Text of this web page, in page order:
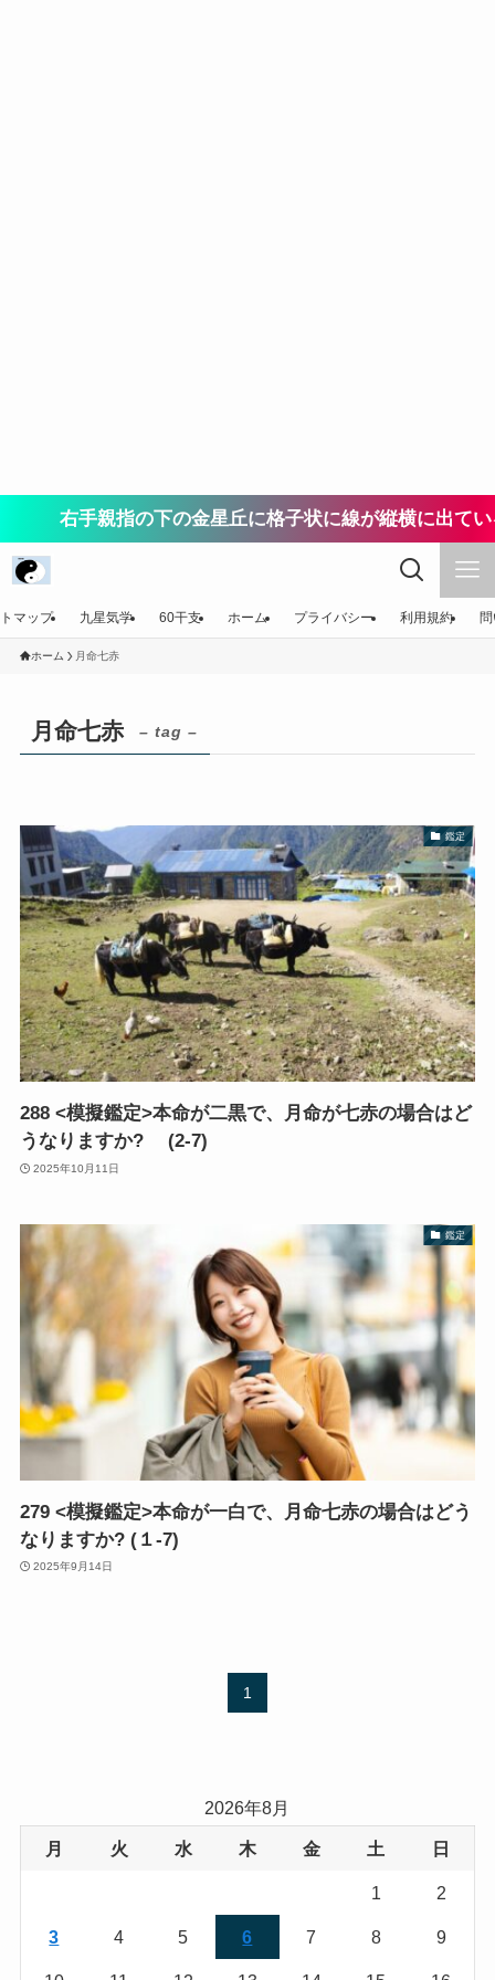
右手親指の下の金星丘に格子状に線が縦横に出てい
マップ 九星気学 60干支 ホーム プライバシー 利用規約
ホーム 月命七赤
月命七赤 – tag –
鑑定
288 <模擬鑑定>本命が二黒で、月命が七赤の場合はど
うなりますか? (2-7)
2025年10月11日
鑑定
279 <模擬鑑定>本命が一白で、月命七赤の場合はどう
なりますか? (１-7)
2025年9月14日
1
2026年8月
月 火 水 木 金 土 日
1 2
3 4 5 6 7 8 9